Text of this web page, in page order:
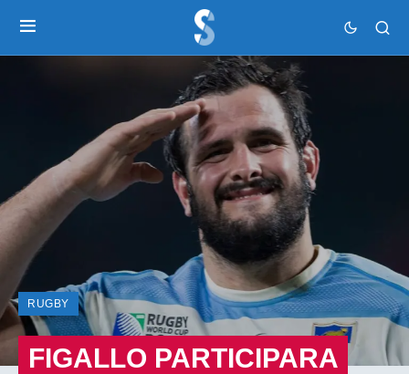
RUGBY
FIGALLO PARTICIPARA